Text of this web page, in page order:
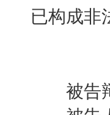
已构成非
被告